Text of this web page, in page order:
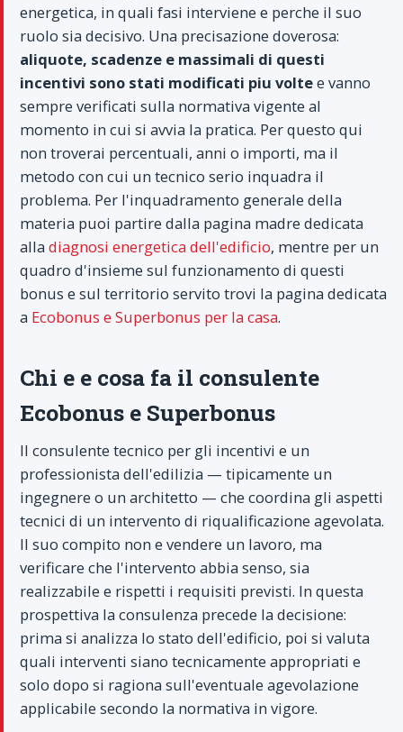
energetica, in quali fasi interviene e perche il suo
ruolo sia decisivo. Una precisazione doverosa:
aliquote, scadenze e massimali di questi
incentivi sono stati modificati piu voltee vanno
sempre verificati sulla normativa vigente al
momento in cui si avvia la pratica. Per questo qui
non troverai percentuali, anni o importi, ma il
metodo con cui un tecnico serio inquadra il
problema. Per l'inquadramento generale della
materia puoi partire dalla pagina madre dedicata
alla diagnosi energetica dell'edificio, mentre per un
quadro d'insieme sul funzionamento di questi
bonus e sul territorio servito trovi la pagina dedicata
a Ecobonus e Superbonus per la casa.
Chi e e cosa fa il consulente
Ecobonus e Superbonus
Il consulente tecnico per gli incentivi e un
professionista dell'edilizia — tipicamente un
ingegnere o un architetto — che coordina gli aspetti
tecnici di un intervento di riqualificazione agevolata.
Il suo compito non e vendere un lavoro, ma
verificare che l'intervento abbia senso, sia
realizzabile e rispetti i requisiti previsti. In questa
prospettiva la consulenza precede la decisione:
prima si analizza lo stato dell'edificio, poi si valuta
quali interventi siano tecnicamente appropriati e
solo dopo si ragiona sull'eventuale agevolazione
applicabile secondo la normativa in vigore.